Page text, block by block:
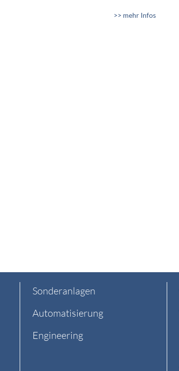
>> mehr Infos
Sonderanlagen
Automatisierung
Engineering